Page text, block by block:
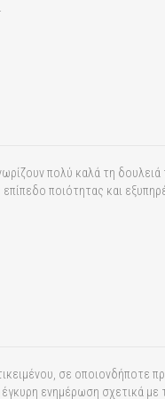
πολύ καλά τη δουλειά
ποιότητας και
σε οποιονδήποτε
ενημέρωση σχετικά